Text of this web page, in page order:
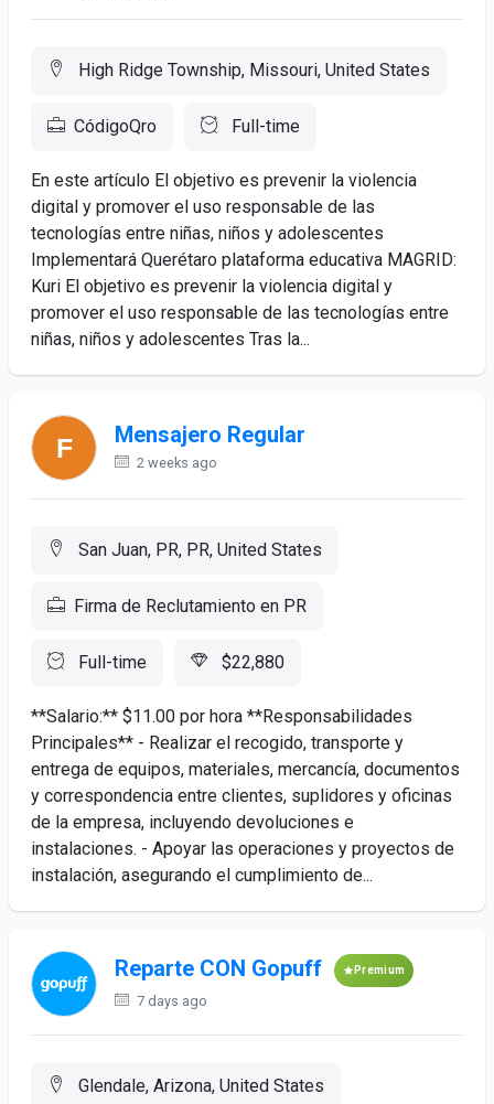
High Ridge Township, Missouri, United States
CódigoQro Full-time
En este artículo El objetivo es prevenir la violencia
digital y promover el uso responsable de las
tecnologías entre niñas, niños y adolescentes
Implementará Querétaro plataforma educativa MAGRID:
Kuri El objetivo es prevenir la violencia digital y
promover el uso responsable de las tecnologías entre
niñas, niños y adolescentes Tras la...
Mensajero Regular
2 weeks ago
San Juan, PR, PR, United States
Firma de Reclutamiento en PR
Full-time $22,880
**Salario:** $11.00 por hora **Responsabilidades
Principales** - Realizar el recogido, transporte y
entrega de equipos, materiales, mercancía, documentos
y correspondencia entre clientes, suplidores y oficinas
de la empresa, incluyendo devoluciones e
instalaciones. - Apoyar las operaciones y proyectos de
instalación, asegurando el cumplimiento de...
Reparte CON Gopuff Premium
7 days ago
Glendale, Arizona, United States